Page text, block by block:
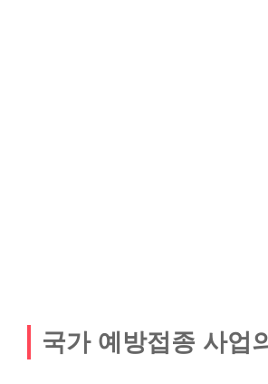
국가 예방접종 사업